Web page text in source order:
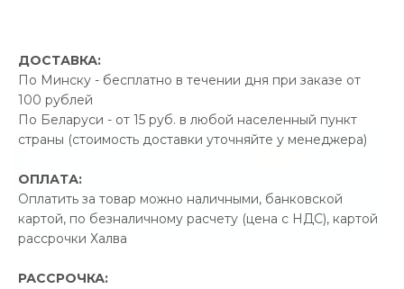
ДОСТАВКА:
По Минску - бесплатно в течении дня при заказе от
100 рублей
По Беларуси - от 15 руб. в любой населенный пункт
страны (стоимость доставки уточняйте у менеджера)
ОПЛАТА:
Оплатить за товар можно наличными, банковской
картой, по безналичному расчету (цена с НДС), картой
рассрочки Халва
РАССРОЧКА:
Производитель:
Код Товара: qprod_50773
Позвонить и назвать промокод